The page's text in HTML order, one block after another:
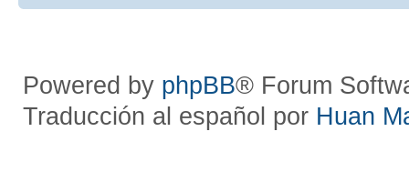
Powered by phpBB® Forum
Traducción al español por Huan